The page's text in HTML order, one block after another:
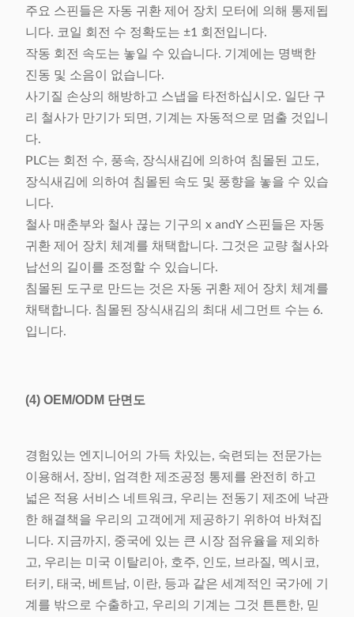
주요 스핀들은 자동 귀환 제어 장치 모터에 의해 통제됩
니다. 코일 회전 수 정확도는 ±1 회전입니다.
작동 회전 속도는 놓일 수 있습니다. 기계에는 명백한
진동 및 소음이 없습니다.
사기질 손상의 해방하고 스냅을 타전하십시오. 일단 구
리 철사가 만기가 되면, 기계는 자동적으로 멈출 것입니
다.
PLC는 회전 수, 풍속, 장식새김에 의하여 침몰된 고도,
장식새김에 의하여 침몰된 속도 및 풍향을 놓을 수 있습
니다.
철사 매춘부와 철사 끊는 기구의 x andY 스핀들은 자동
귀환 제어 장치 체계를 채택합니다. 그것은 교량 철사와
납선의 길이를 조정할 수 있습니다.
침몰된 도구로 만드는 것은 자동 귀환 제어 장치 체계를
채택합니다. 침몰된 장식새김의 최대 세그먼트 수는 6.
입니다.
(4) OEM/ODM 단면도
경험있는 엔지니어의 가득 차있는, 숙련되는 전문가는
이용해서, 장비, 엄격한 제조공정 통제를 완전히 하고
넓은 적용 서비스 네트워크, 우리는 전동기 제조에 낙관
한 해결책을 우리의 고객에게 제공하기 위하여 바쳐집
니다. 지금까지, 중국에 있는 큰 시장 점유율을 제외하
고, 우리는 미국 이탈리아, 호주, 인도, 브라질, 멕시코,
터키, 태국, 베트남, 이란, 등과 같은 세계적인 국가에 기
계를 밖으로 수출하고, 우리의 기계는 그것 튼튼한, 믿